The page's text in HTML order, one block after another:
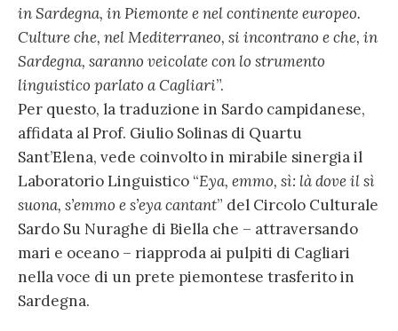
in Sardegna, in Piemonte e nel continente europeo.
Culture che, nel Mediterraneo, si incontrano e che, in
Sardegna, saranno veicolate con lo strumento
linguistico parlato a Cagliari”.
Per questo, la traduzione in Sardo campidanese,
affidata al Prof. Giulio Solinas di Quartu
Sant’Elena, vede coinvolto in mirabile sinergia il
Laboratorio Linguistico “Eya, emmo, sì: là dove il sì
suona, s’emmo e s’eya cantant” del Circolo Culturale
Sardo Su Nuraghe di Biella che – attraversando
mari e oceano – riapproda ai pulpiti di Cagliari
nella voce di un prete piemontese trasferito in
Sardegna.